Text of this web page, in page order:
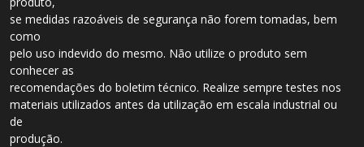
se medidas razoáveis de segurança não forem tomadas, bem
como
pelo uso indevido do mesmo. Não utilize o produto sem
conhecer as
recomendações do boletim técnico. Realize sempre testes nos
materiais utilizados antes da utilização em escala industrial ou
de
produção.